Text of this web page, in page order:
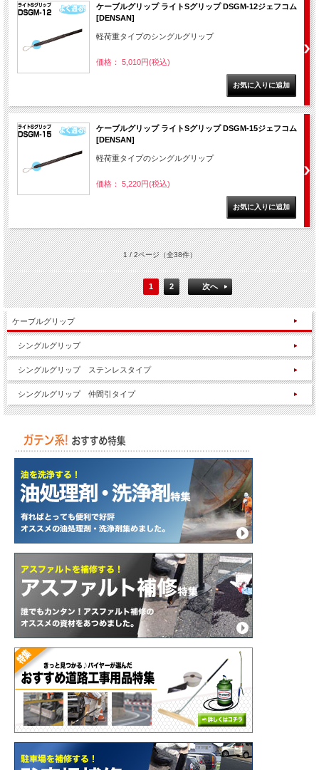
ケーブルグリップ ライトSグリップ DSGM-12ジェフコム
[DENSAN]
軽荷重タイプのシングルグリップ
価格： 5,010円(税込)
ケーブルグリップ ライトSグリップ DSGM-15ジェフコム
[DENSAN]
軽荷重タイプのシングルグリップ
価格： 5,220円(税込)
1 / 2ページ（全38件）
1 2 次へ
ケーブルグリップ
シングルグリップ
シングルグリップ ステンレスタイプ
シングルグリップ 仲間引タイプ